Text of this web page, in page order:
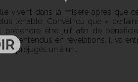
vivent dans la misère après que
tenable. Convaincu que «
prétendre être juif afin de
en révélations, il va
préjugés un à un…